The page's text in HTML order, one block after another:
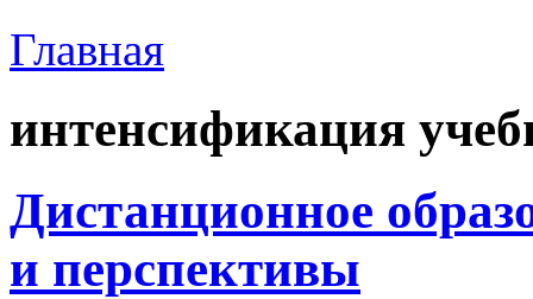
Главная
интенсификация
Дистанционное
и перспективы